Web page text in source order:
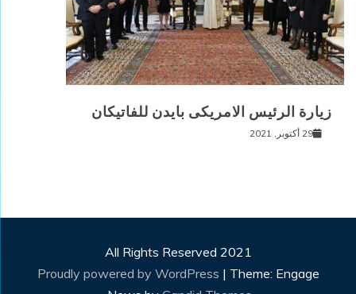
زيارة الرئيس الامريكى بايدن للفاتيكان
29 أكتوبر, 2021
All Rights Reserved 2021
Proudly powered by WordPress | Theme: Engage